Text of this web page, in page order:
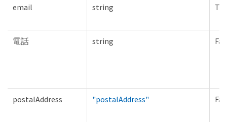
email string
電話 string
postalAddress "postalAddress"